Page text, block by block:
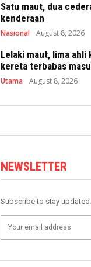
Satu maut, dua
kenderaan
Nasional August 8, 2026
Lelaki maut, lima ahli
kereta terbabas
Utama August 8, 2026
NEWSLETTER
Subscribe to stay updated.